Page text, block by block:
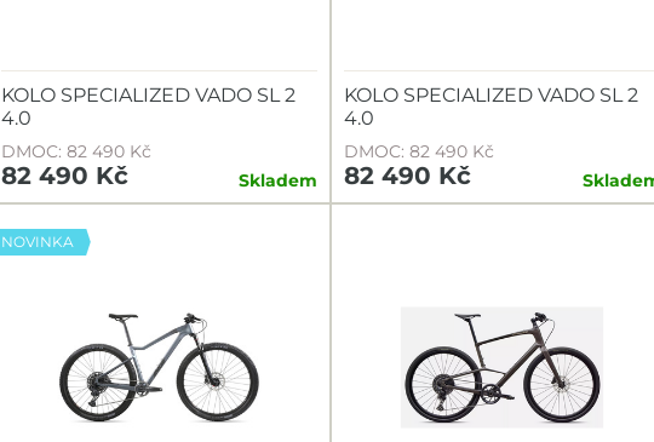
KOLO SPECIALIZED VADO SL 2
4.0
DMOC: 82 490 Kč
82 490 Kč Skladem
KOLO SPECIALIZED VADO SL 2
4.0
DMOC: 82 490 Kč
82 490 Kč
NOVINKA